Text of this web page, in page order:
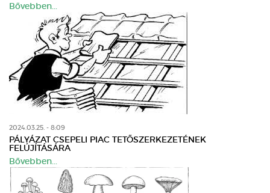
Bővebben...
2024.03.25. - 8:09
PÁLYÁZAT CSEPELI PIAC TETŐSZERKEZETÉNEK
FELÚJÍTÁSÁRA
Bővebben...